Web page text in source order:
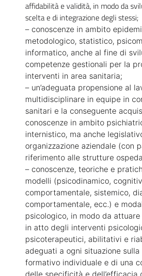
affidabilità e validità, in modo da
scelta e di integrazione degli stessi;
– conoscenze in ambito
metodologico, statistico,
informatico, anche al fine di
competenze gestionali per la
interventi in area sanitaria;
– un’adeguata propensione al
multidisciplinare in equipe in
sanitari e la conseguente
conoscenze in ambito
internistico, ma anche
organizzazione aziendale (con
riferimento alle strutture
– conoscenze, teoriche e
modelli (psicodinamico,
comportamentale, sistemico,
comportamentale, ecc.) e
psicologico, in modo da
in atto degli interventi
psicoterapeutici, abilitativi e
adeguati a ogni situazione
formativo individuale e di una
delle specificità e dell’efficacia